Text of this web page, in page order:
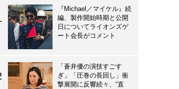
『Michael／マイケル』続
編、製作開始時期と公開
日についてライオンズゲ
ート会長がコメント
「蒼井優の演技すごす
ぎ」「圧巻の長回し」衝
撃展開に反響続々、“直